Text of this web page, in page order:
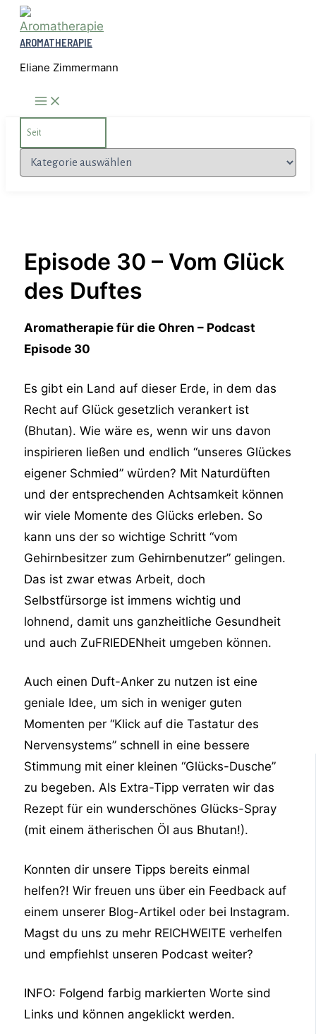
Zum
Inhalt
springen
AROMATHERAPIE
Eliane Zimmermann
for:
Kategorien
Episode 30 – Vom Glück
des Duftes
Aromatherapie für die Ohren – Podcast
Episode 30
Es gibt ein Land auf dieser Erde, in dem das
Recht auf Glück gesetzlich verankert ist
(Bhutan). Wie wäre es, wenn wir uns davon
inspirieren ließen und endlich “unseres Glückes
eigener Schmied” würden? Mit Naturdüften
und der entsprechenden Achtsamkeit können
wir viele Momente des Glücks erleben. So
kann uns der so wichtige Schritt “vom
Gehirnbesitzer zum Gehirnbenutzer” gelingen.
Das ist zwar etwas Arbeit, doch
Selbstfürsorge ist immens wichtig und
lohnend, damit uns ganzheitliche Gesundheit
und auch ZuFRIEDENheit umgeben können.
Auch einen Duft-Anker zu nutzen ist eine
geniale Idee, um sich in weniger guten
Momenten per “Klick auf die Tastatur des
Nervensystems” schnell in eine bessere
Stimmung mit einer kleinen “Glücks-Dusche”
zu begeben. Als Extra-Tipp verraten wir das
Rezept für ein wunderschönes Glücks-Spray
(mit einem ätherischen Öl aus Bhutan!).
Konnten dir unsere Tipps bereits einmal
helfen?! Wir freuen uns über ein Feedback auf
einem unserer Blog-Artikel oder bei Instagram.
Magst du uns zu mehr REICHWEITE verhelfen
und empfiehlst unseren Podcast weiter?
INFO: Folgend farbig markierten Worte sind
Links und können angeklickt werden.